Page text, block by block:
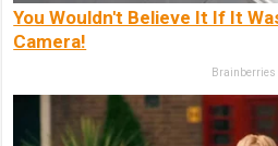
You Wouldn't Believe It If It
Camera!
Brainberries